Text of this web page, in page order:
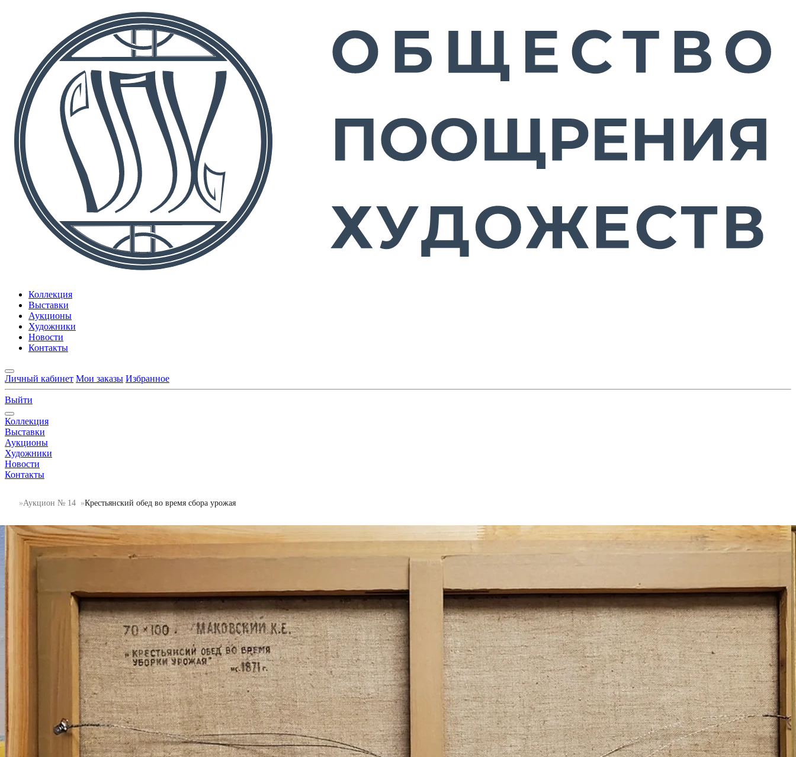
Коллекция
Выставки
Аукционы
Художники
Новости
Контакты
Личный кабинет Мои заказы Избранное
Выйти
Коллекция
Выставки
Аукционы
Художники
Новости
Контакты
Аукцион № 14 Крестьянский обед во время сбора урожая